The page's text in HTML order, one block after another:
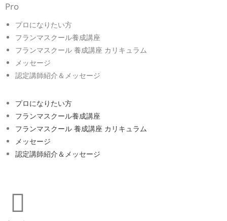
Pro
プロになりたい方
フランマスクール養成講座
フランマスクール 養成講座 カリキュラム
メッセージ
認定講師紹介＆メッセージ
プロになりたい方
フランマスクール養成講座
フランマスクール 養成講座 カリキュラム
メッセージ
認定講師紹介＆メッセージ